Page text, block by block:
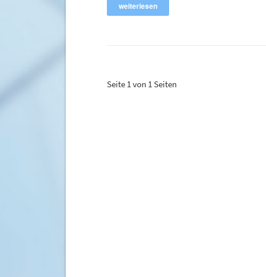
weiterlesen
Seite 1 von 1 Seiten